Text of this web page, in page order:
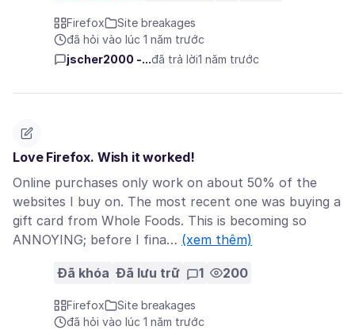
Firefox
Site breakages
đã hỏi vào lúc 1 năm trước
jscher2000 -...đã trả lời1 năm trước
Love Firefox. Wish it worked!
Online purchases only work on about 50% of the
websites I buy on. The most recent one was buying a
gift card from Whole Foods. This is becoming so
ANNOYING; before I fina… (xem thêm)
Đã khóa Đã lưu trữ 1 200
Firefox
Site breakages
đã hỏi vào lúc 1 năm trước